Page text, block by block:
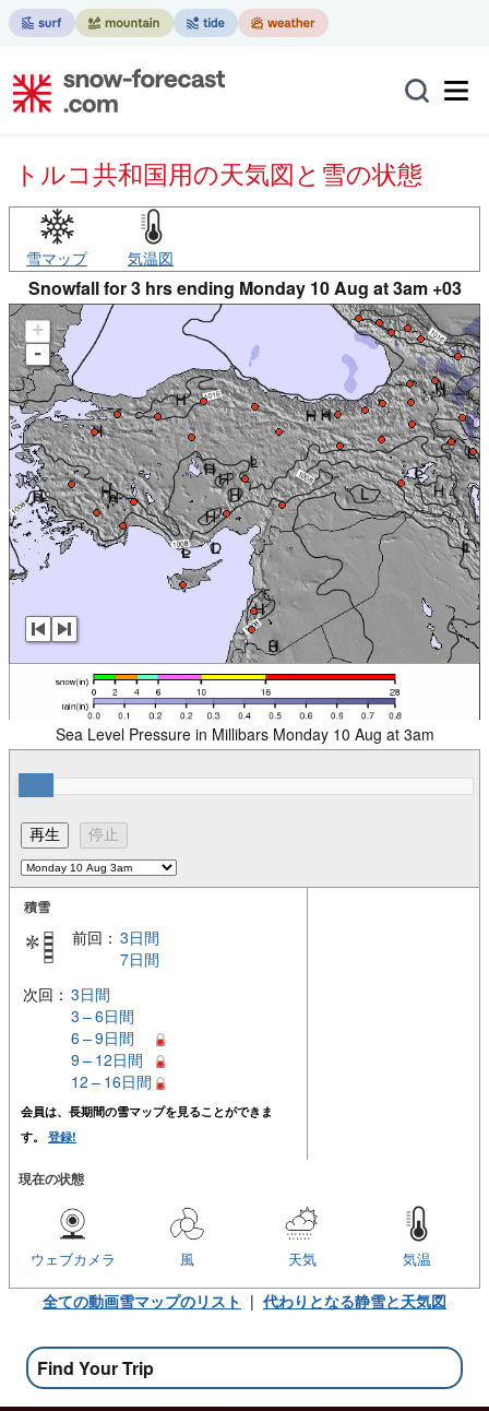
トルコ共和国用の天気図と雪の状態
雪マップ 気温図
Snowfall for 3 hrs ending Monday 10 Aug at 3am +03
+
-
Sea Level Pressure in Millibars Monday 10 Aug at 3am
積雪
前回： 3日間
7日間
次回： 3日間
3 – 6日間
6 – 9日間
9 – 12日間
12 – 16日間
会員は、長期間の雪マップを見ることができま
す。 登録!
現在の状態
気温
天気
風
ウェブカメラ
全ての動画雪マップのリスト | 代わりとなる静雪と天気図
Find Your Trip